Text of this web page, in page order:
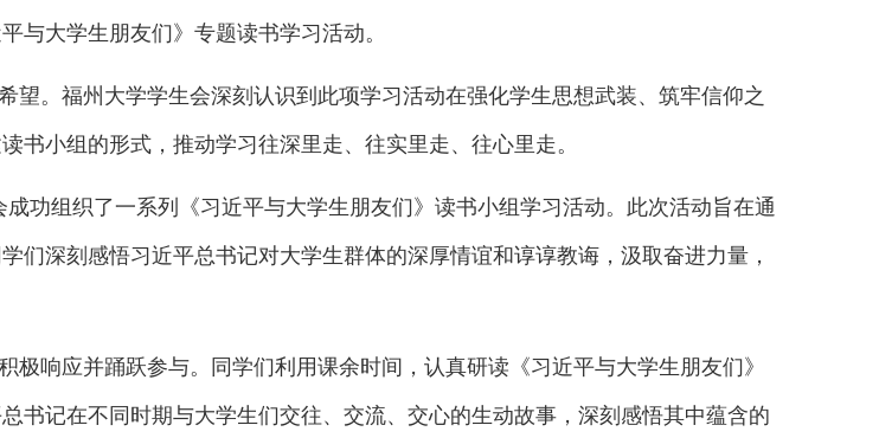
与大学生朋友们》专题读书学习活动。
望。福州大学学生会深刻认识到此项学习活动在强化学生思想武装、筑牢信仰之
书小组的形式，推动学习往深里走、往实里走、往心里走。
成功组织了一系列《习近平与大学生朋友们》读书小组学习活动。此次活动旨在通
们深刻感悟习近平总书记对大学生群体的深厚情谊和谆谆教诲，汲取奋进力量，
极响应并踊跃参与。同学们利用课余时间，认真研读《习近平与大学生朋友们》
书记在不同时期与大学生们交往、交流、交心的生动故事，深刻感悟其中蕴含的